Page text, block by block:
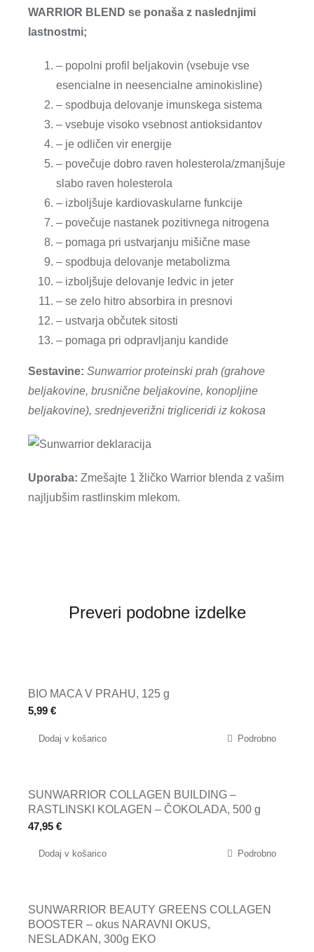
WARRIOR BLEND se ponaša z naslednjimi
lastnostmi;
– popolni profil beljakovin (vsebuje vse
esencialne in neesencialne aminokisline)
– spodbuja delovanje imunskega sistema
– vsebuje visoko vsebnost antioksidantov
– je odličen vir energije
– povečuje dobro raven holesterola/zmanjšuje
slabo raven holesterola
– izboljšuje kardiovaskularne funkcije
– povečuje nastanek pozitivnega nitrogena
– pomaga pri ustvarjanju mišične mase
– spodbuja delovanje metabolizma
– izboljšuje delovanje ledvic in jeter
– se zelo hitro absorbira in presnovi
– ustvarja občutek sitosti
– pomaga pri odpravljanju kandide
Sestavine: Sunwarrior proteinski prah (grahove
beljakovine, brusnične beljakovine, konopljine
beljakovine), srednjeverižni trigliceridi iz kokosa
Uporaba: Zmešajte 1 žličko Warrior blenda z vašim
najljubšim rastlinskim mlekom.
Preveri podobne izdelke
BIO MACA V PRAHU, 125 g
5,99 €
Dodaj v košarico Podrobno
SUNWARRIOR COLLAGEN BUILDING –
RASTLINSKI KOLAGEN – ČOKOLADA, 500 g
47,95 €
Dodaj v košarico Podrobno
SUNWARRIOR BEAUTY GREENS COLLAGEN
BOOSTER – okus NARAVNI OKUS,
NESLADKAN, 300g EKO